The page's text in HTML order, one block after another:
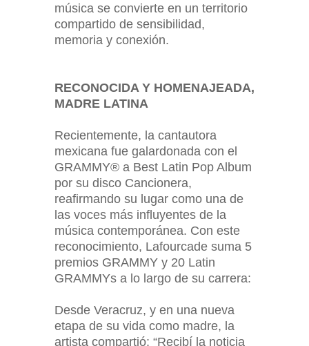
música se convierte en un territorio
compartido de sensibilidad,
memoria y conexión.
RECONOCIDA Y HOMENAJEADA,
MADRE LATINA
Recientemente, la cantautora
mexicana fue galardonada con el
GRAMMY® a Best Latin Pop Album
por su disco Cancionera,
reafirmando su lugar como una de
las voces más influyentes de la
música contemporánea. Con este
reconocimiento, Lafourcade suma 5
premios GRAMMY y 20 Latin
GRAMMYs a lo largo de su carrera:
Desde Veracruz, y en una nueva
etapa de su vida como madre, la
artista compartió: “Recibí la noticia